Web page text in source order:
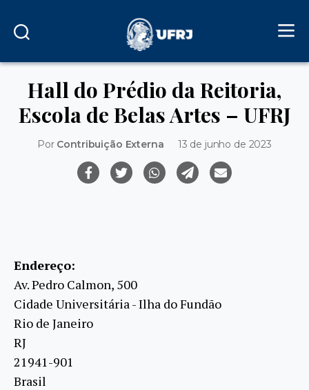
Hall do Prédio da Reitoria,
Escola de Belas Artes – UFRJ
Por Contribuição Externa 13 de junho de 2023
Endereço:
Av. Pedro Calmon, 500
Cidade Universitária - Ilha do Fundão
Rio de Janeiro
RJ
21941-901
Brasil